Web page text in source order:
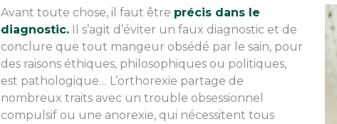
Avant toute chose, il faut être précis dans le
diagnostic. Il s’agit d’éviter un faux diagnostic et de
conclure que tout mangeur obsédé par le sain, pour
des raisons éthiques, philosophiques ou politiques,
est pathologique… L’orthorexie partage de
nombreux traits avec un trouble obsessionnel
compulsif ou une anorexie, qui nécessitent tous